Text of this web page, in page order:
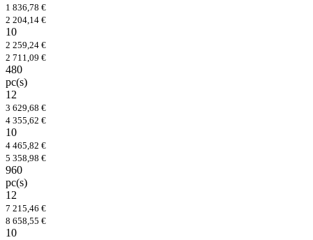
1 836,78 €
2 204,14 €
10
2 259,24 €
2 711,09 €
480
pc(s)
12
3 629,68 €
4 355,62 €
10
4 465,82 €
5 358,98 €
960
pc(s)
12
7 215,46 €
8 658,55 €
10